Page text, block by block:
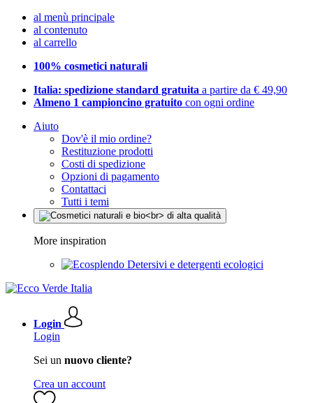
al menù principale
al contenuto
al carrello
100% cosmetici naturali
Italia: spedizione standard gratuita a partire da € 49,90
Almeno 1 campioncino gratuito con ogni ordine
Aiuto
Dov'è il mio ordine?
Restituzione prodotti
Costi di spedizione
Opzioni di pagamento
Contattaci
Tutti i temi
More inspiration
Detersivi e detergenti ecologici
Login
Login
Sei un nuovo cliente?
Crea un account